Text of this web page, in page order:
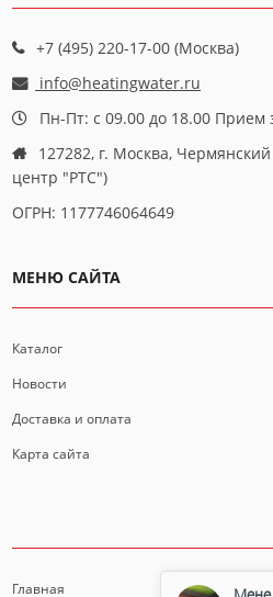
+7 (495) 220-17-00 (Москва)
info@heatingwater.ru
Пн-Пт: с 09.00 до 18.00 Прием
127282, г. Москва,
центр "РТС")
ОГРН: 1177746064649
МЕНЮ САЙТА
Каталог
Новости
Доставка и оплата
Карта сайта
Главная